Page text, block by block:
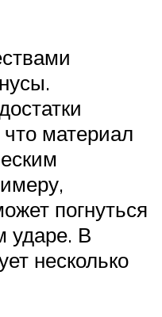
материал
погнуться
ударе. В
несколько